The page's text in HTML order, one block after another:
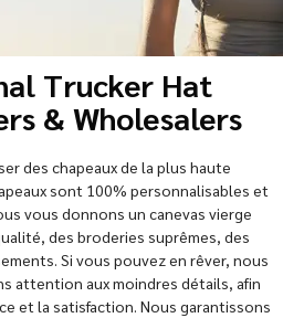
Trucker Hat
& Wholesalers
des chapeaux de la plus haute
sont 100% personnalisables et
vous donnons un canevas vierge
des broderies suprêmes, des
Si vous pouvez en rêver, nous
attention aux moindres détails, afin
et la satisfaction. Nous garantissons